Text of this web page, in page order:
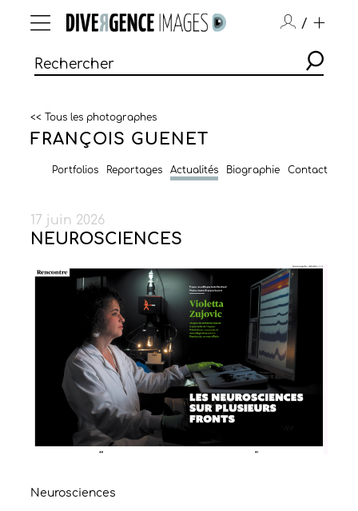
/
<< Tous les photographes
FRANÇOIS GUENET
Portfolios Reportages Actualités Biographie Contact
17 juin 2026
NEUROSCIENCES
Neurosciences